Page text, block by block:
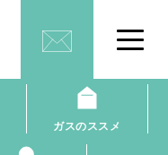
ガスのススメ